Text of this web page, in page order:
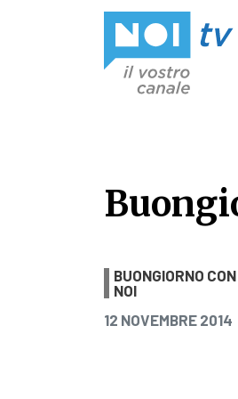
BUONGIORNO CON
NOI
PUBBLICATO IL
12 NOVEMBRE 2014